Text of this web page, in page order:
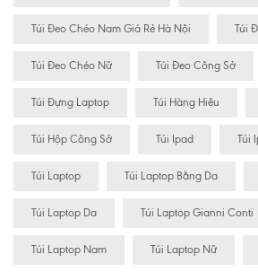
Túi Đeo Chéo Nam Giá Rẻ Hà Nội Túi
Túi Đeo Chéo Nữ Túi Đeo Công Sở
Túi Đựng Laptop Túi Hàng Hiêu
Túi Hộp Công Sở Túi Ipad Túi
Túi Laptop Túi Laptop Bằng Da
Túi Laptop Da Túi Laptop Gianni Conti
Túi Laptop Nam Túi Laptop Nữ